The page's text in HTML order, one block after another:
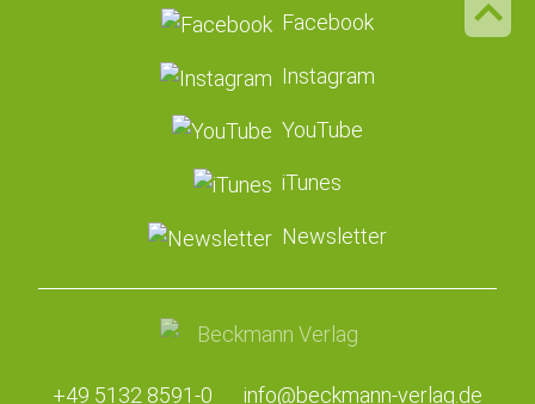
Facebook
Instagram
YouTube
iTunes
Newsletter
+49 5132 8591-0 info@beckmann-verlag.de